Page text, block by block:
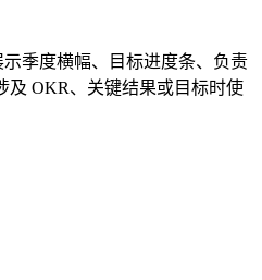
季度横幅、目标进度条、负责
及 OKR、关键结果或目标时使